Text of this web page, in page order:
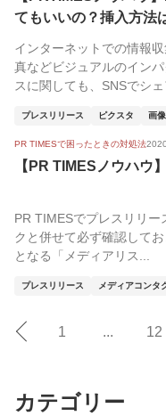
てもいいの？挿入方法
インターネットでの情報
真などビジュアルのイン
スに関しても、SNSでシェ
プレスリリース ピクスタ 画
PR TIMESで困ったときの対処法
【PR TIMESノウハウ
PR TIMESでプレスリリ
クと併せて必ず確認して
となる「メディアリス...
プレスリリース メディアコンタ
1 ... 12
カテゴリー